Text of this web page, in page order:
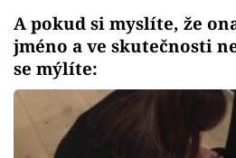
A pokud si myslíte, že
jméno a ve skutečnosti
se mýlíte: